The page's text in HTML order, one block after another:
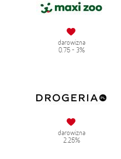
darowizna
0.75 - 3%
darowizna
2.25%